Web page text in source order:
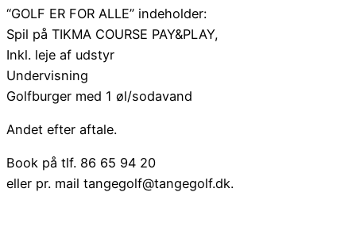
“GOLF ER FOR ALLE” indeholder:
Spil på TIKMA COURSE PAY&PLAY,
Inkl. leje af udstyr
Undervisning
Golfburger med 1 øl/sodavand
Andet efter aftale.
Book på tlf. 86 65 94 20
eller pr. mail tangegolf@tangegolf.dk.